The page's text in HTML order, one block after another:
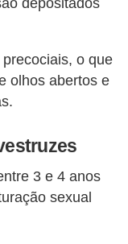
o que
olhos abertos e
3 e 4 anos
sexual